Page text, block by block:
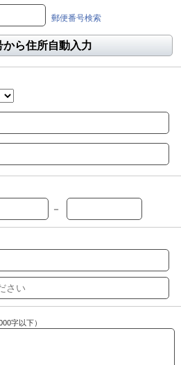
郵便番号検索
から住所自動入力
－
字以下）